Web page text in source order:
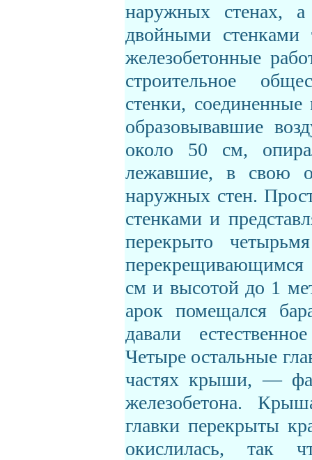
наружных стенах,
двойными стенками
железобетонные
строительное
стенки,
образовывавшие
около 50 см,
лежавшие, в свою
наружных стен.
стенками и
перекрыто
см и высотой до 1
арок помещался
давали
Четыре остальные
частях крыши, —
железобетона.
главки перекрыты
окислилась, так